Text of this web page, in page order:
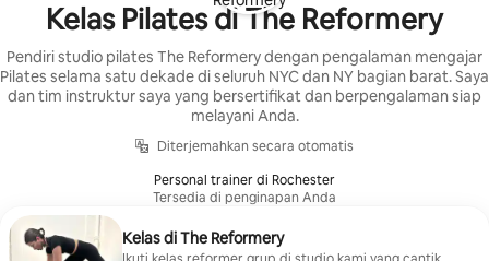
Kelas Pilates di The Reformery
Pendiri studio pilates The Reformery dengan pengalaman mengajar
Pilates selama satu dekade di seluruh NYC dan NY bagian barat. Saya
dan tim instruktur saya yang bersertifikat dan berpengalaman siap
melayani Anda.
Diterjemahkan secara otomatis
Personal trainer di Rochester
Tersedia di penginapan Anda
Kelas di The Reformery